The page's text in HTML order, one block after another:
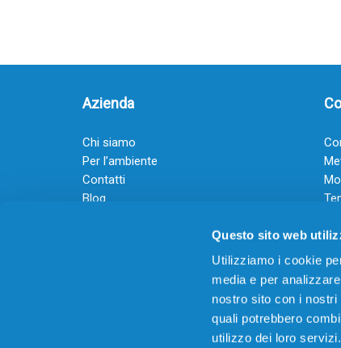
Questo sito web
Utilizziamo i cookie
media e per
nostro sito con i
quali potrebbero
utilizzo dei loro servizi.
Azienda
Chi siamo
Per l’ambiente
Contatti
Blog
Guadagna con il Dropship